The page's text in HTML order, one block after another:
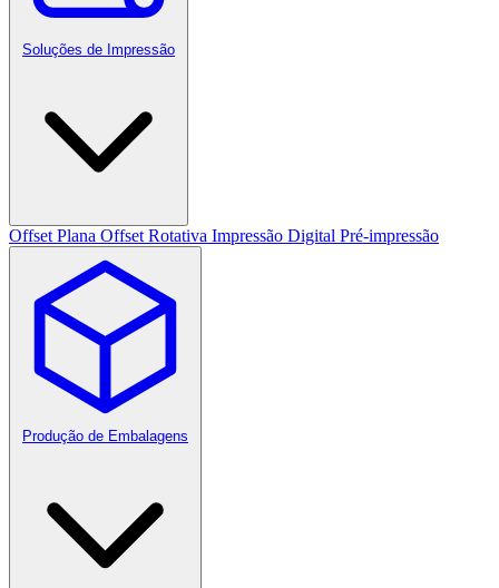
Soluções de Impressão
Offset Plana Offset Rotativa Impressão Digital Pré-impressão
Produção de Embalagens